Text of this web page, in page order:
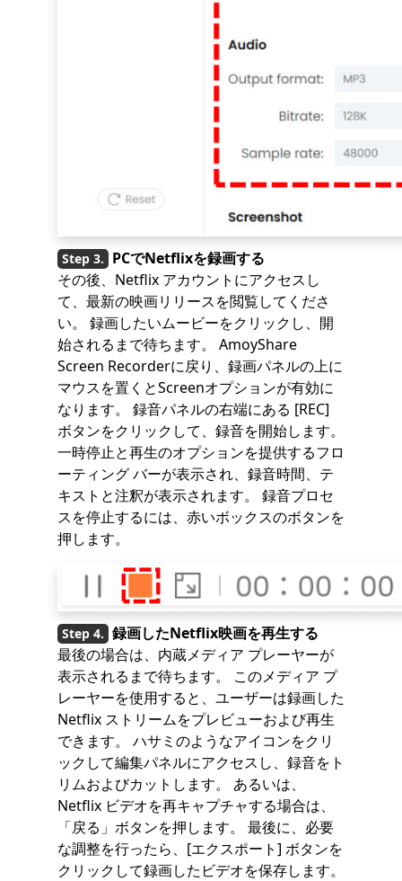
PCでNetflixを録画する
その後、Netflix アカウントにアクセスし
て、最新の映画リリースを閲覧してくださ
い。 録画したいムービーをクリックし、開
始されるまで待ちます。 AmoyShare
Screen Recorderに戻り、録画パネルの上に
マウスを置くとScreenオプションが有効に
なります。 録音パネルの右端にある [REC]
ボタンをクリックして、録音を開始します。
一時停止と再生のオプションを提供するフロ
ーティング バーが表示され、録音時間、テ
キストと注釈が表示されます。 録音プロセ
スを停止するには、赤いボックスのボタンを
押します。
録画したNetflix映画を再生する
最後の場合は、内蔵メディア プレーヤーが
表示されるまで待ちます。 このメディア プ
レーヤーを使用すると、ユーザーは録画した
Netflix ストリームをプレビューおよび再生
できます。 ハサミのようなアイコンをクリ
ックして編集パネルにアクセスし、録音をト
リムおよびカットします。 あるいは、
Netflix ビデオを再キャプチャする場合は、
「戻る」ボタンを押します。 最後に、必要
な調整を行ったら、[エクスポート] ボタンを
クリックして録画したビデオを保存します。